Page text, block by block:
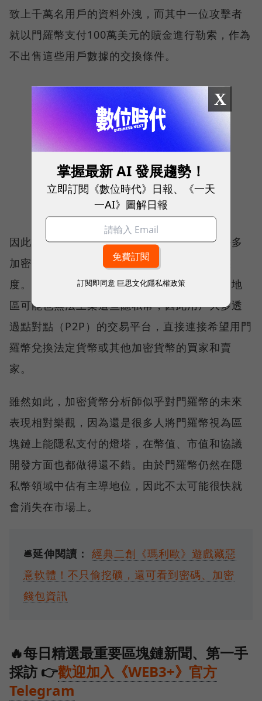
致上千萬名用戶的資料外洩，而其中一位攻擊者
就以門羅幣支付100萬美元的贖金進行勒索，作為
不出售這些用戶數據的交換條件。
因此，大多數政府對隱私幣持不認同態度，許多
加密貨幣交易所上市隱私幣時，也採取謹慎態
度。迫於監管機構的壓力，許多交易所在部分地
區可能也無法上架這些隱私幣，因此用戶大多透
過點對點（P2P）的交易平台，直接連接希望用門
羅幣兌換法定貨幣或其他加密貨幣的買家和賣
家。
雖然如此，加密貨幣分析師似乎對門羅幣的未來
表現相對樂觀，因為還是很多人將門羅幣視為區
塊鏈上能隱私支付的燈塔，在幣值、市值和協議
開發方面也都做得還不錯。由於門羅幣仍然在隱
私幣領域中佔有主導地位，因此不太可能很快就
會消失在市場上。
🛎️延伸閱讀： 經典二創《瑪利歐》遊戲藏惡
意軟體！不只偷挖礦，還可看到密碼、加密
錢包資訊
🔥每日精選最重要區塊鏈新聞、第一手
採訪 👉歡迎加入《WEB3+》官方
Telegram
X
掌握最新 AI 發展趨勢！
立即訂閱《數位時代》日報、《一天
一AI》圖解日報
訂閱即同意 巨思文化隱私權政策